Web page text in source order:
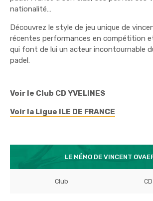
nationalité…
Découvrez le style de jeu unique de
récentes performances en compétition
qui font de lui un acteur incontournable
padel.
Voir le Club CD YVELINES
Voir la Ligue ILE DE FRANCE
LE MÉMO DE VINCENT
Club